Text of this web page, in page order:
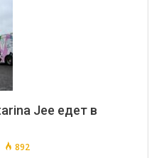
Jee едет в
892